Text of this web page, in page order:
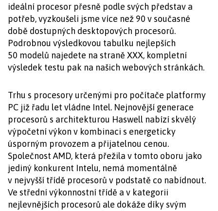
ideální procesor přesně podle svých představ a
potřeb, vyzkoušeli jsme více než 90 v současné
době dostupných desktopových procesorů.
Podrobnou výsledkovou tabulku nejlepších
50 modelů najedete na straně XXX, kompletní
výsledek testu pak na našich webových stránkách.
Trhu s procesory určenými pro počítače platformy
PC již řadu let vládne Intel. Nejnovější generace
procesorů s architekturou Haswell nabízí skvělý
výpočetní výkon v kombinaci s energeticky
úsporným provozem a přijatelnou cenou.
Společnost AMD, která přežila v tomto oboru jako
jediný konkurent Intelu, nemá momentálně
v nejvyšší třídě procesorů v podstatě co nabídnout.
Ve střední výkonnostní třídě a v kategorii
nejlevnějších procesorů ale dokáže díky svým